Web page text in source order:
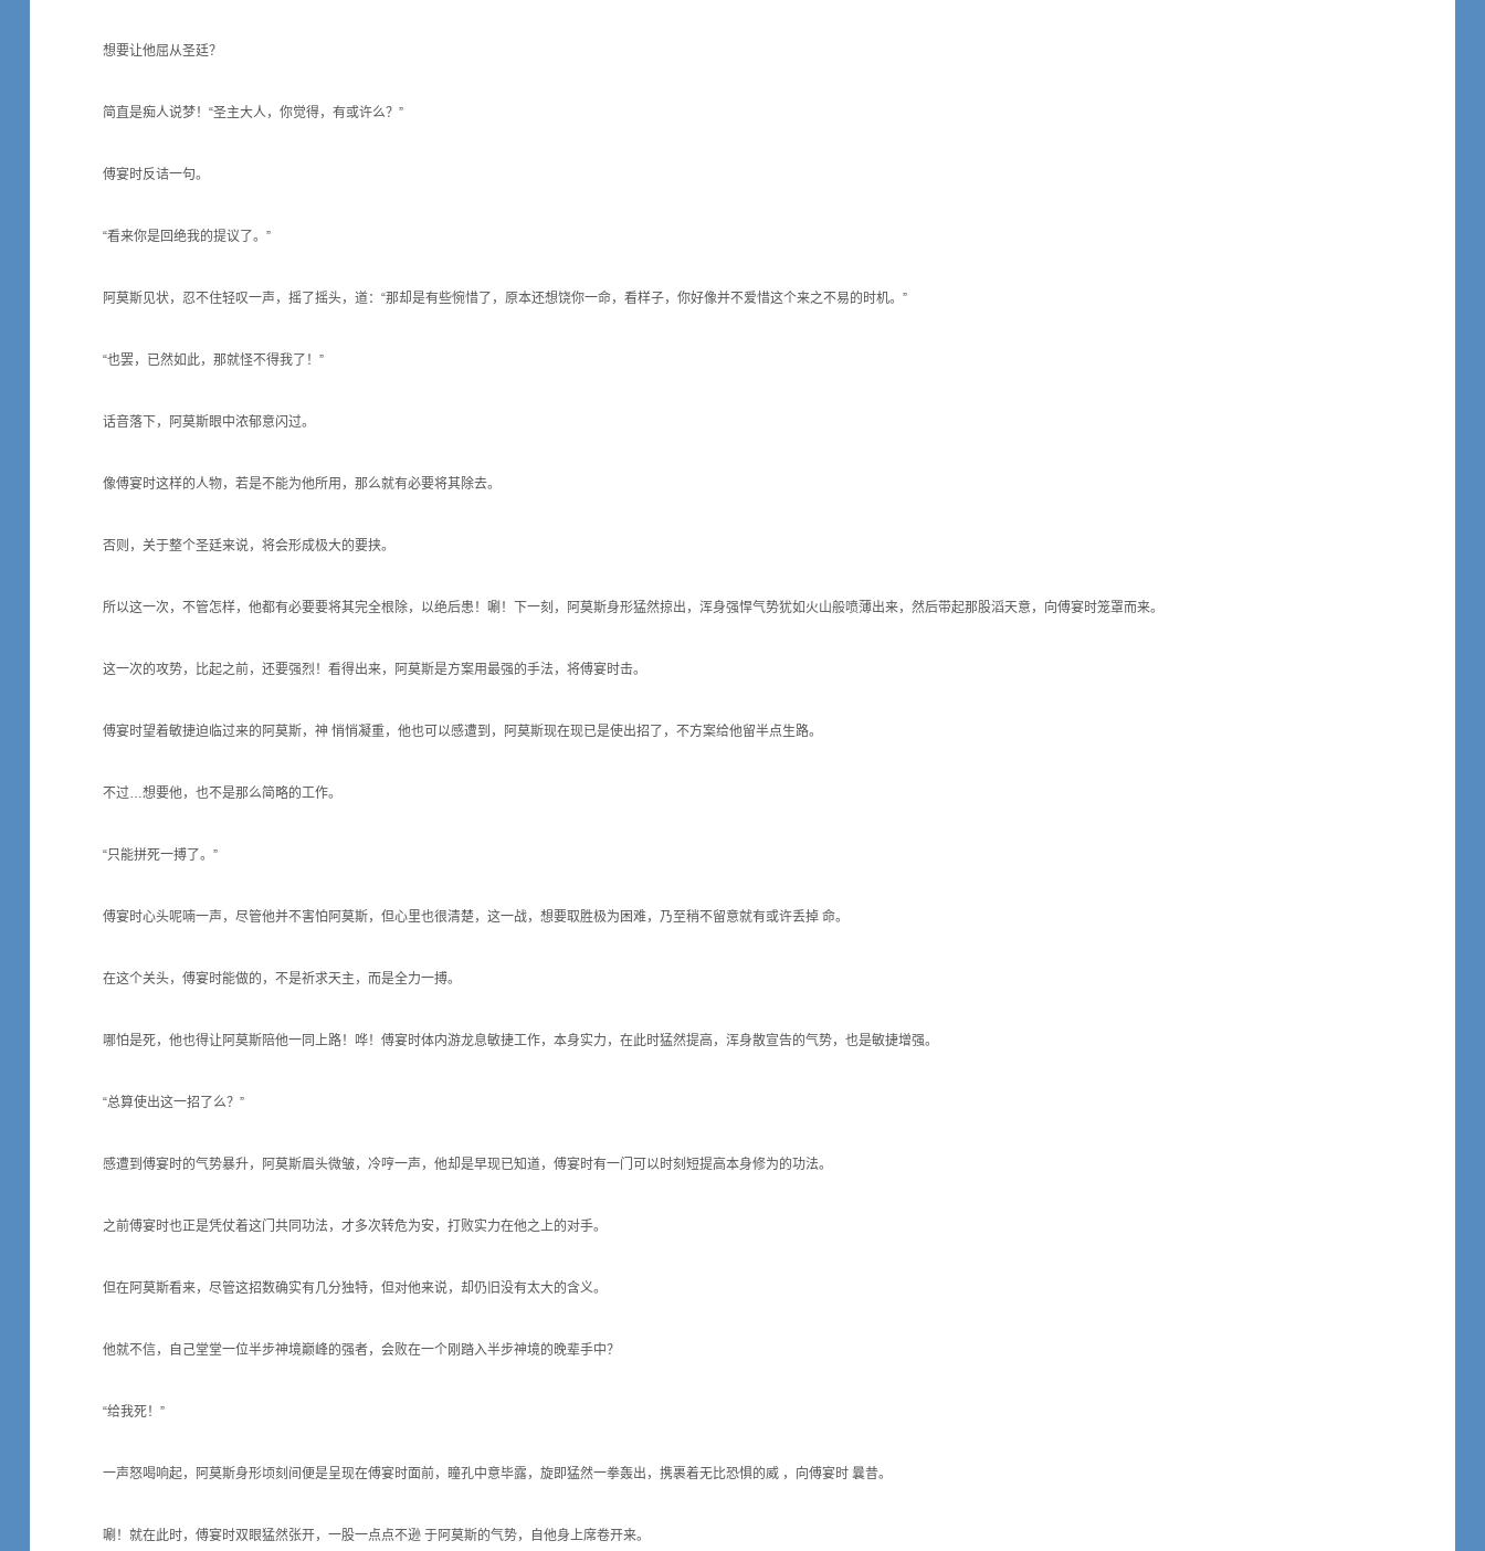
想要让他屈从圣廷？
简直是痴人说梦！“圣主大人，你觉得，有或许么？”
傅宴时反诘一句。
“看来你是回绝我的提议了。”
阿莫斯见状，忍不住轻叹一声，摇了摇头，道：“那却是有些惋惜了，原本还想饶你一命，看样子，你好像并不爱惜这个来之不易的时机。”
“也罢，已然如此，那就怪不得我了！”
话音落下，阿莫斯眼中浓郁意闪过。
像傅宴时这样的人物，若是不能为他所用，那么就有必要将其除去。
否则，关于整个圣廷来说，将会形成极大的要挟。
所以这一次，不管怎样，他都有必要要将其完全根除，以绝后患！唰！下一刻，阿莫斯身形猛然掠出，浑身强悍气势犹如火山般喷薄出来，然后带起那股滔天意，向傅宴时笼罩而来。
这一次的攻势，比起之前，还要强烈！看得出来，阿莫斯是方案用最强的手法，将傅宴时击。
傅宴时望着敏捷迫临过来的阿莫斯，神 悄悄凝重，他也可以感遭到，阿莫斯现在现已是使出招了，不方案给他留半点生路。
不过…想要他，也不是那么简略的工作。
“只能拼死一搏了。”
傅宴时心头呢喃一声，尽管他并不害怕阿莫斯，但心里也很清楚，这一战，想要取胜极为困难，乃至稍不留意就有或许丢掉 命。
在这个关头，傅宴时能做的，不是祈求天主，而是全力一搏。
哪怕是死，他也得让阿莫斯陪他一同上路！哗！傅宴时体内游龙息敏捷工作，本身实力，在此时猛然提高，浑身散宣告的气势，也是敏捷增强。
“总算使出这一招了么？”
感遭到傅宴时的气势暴升，阿莫斯眉头微皱，冷哼一声，他却是早现已知道，傅宴时有一门可以时刻短提高本身修为的功法。
之前傅宴时也正是凭仗着这门共同功法，才多次转危为安，打败实力在他之上的对手。
但在阿莫斯看来，尽管这招数确实有几分独特，但对他来说，却仍旧没有太大的含义。
他就不信，自己堂堂一位半步神境巅峰的强者，会败在一个刚踏入半步神境的晚辈手中？
“给我死！”
一声怒喝响起，阿莫斯身形顷刻间便是呈现在傅宴时面前，瞳孔中意毕露，旋即猛然一拳轰出，携裹着无比恐惧的威 ，向傅宴时 曩昔。
唰！就在此时，傅宴时双眼猛然张开，一股一点点不逊 于阿莫斯的气势，自他身上席卷开来。